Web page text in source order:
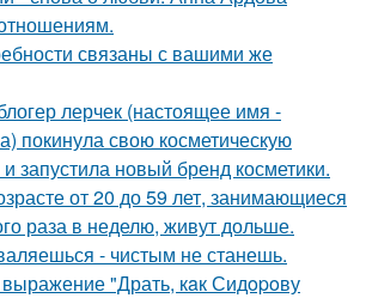
связаны с вашими же
лерчек (настоящее имя -
покинула свою косметическую
запустила новый бренд косметики.
от 20 до 59 лет, занимающиеся
раза в неделю, живут дольше.
- чистым не станешь.
"Драть, кaк Сидopoву